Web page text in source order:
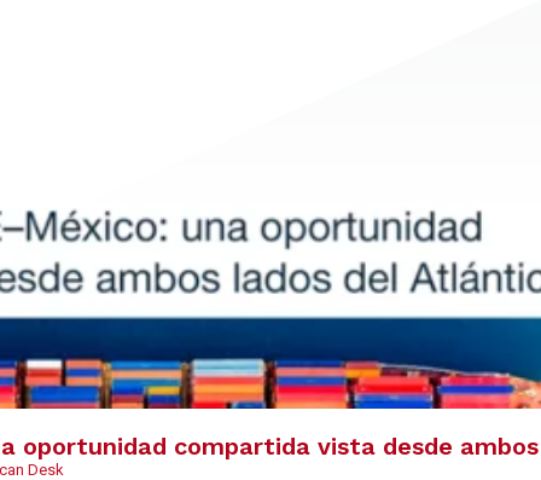
oportunidad compartida vista desde
Desk